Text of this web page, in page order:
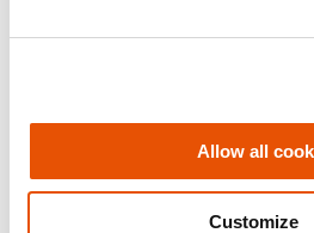
Allow all
Customize
Unternehmenslösungen für